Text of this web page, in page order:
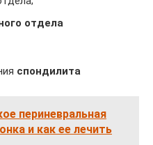
отдела
спондилита
периневральная
и как ее лечить